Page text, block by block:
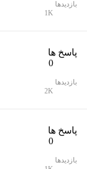
بازدیدها
1K
پاسخ ها
0
بازدیدها
2K
پاسخ ها
0
بازدیدها